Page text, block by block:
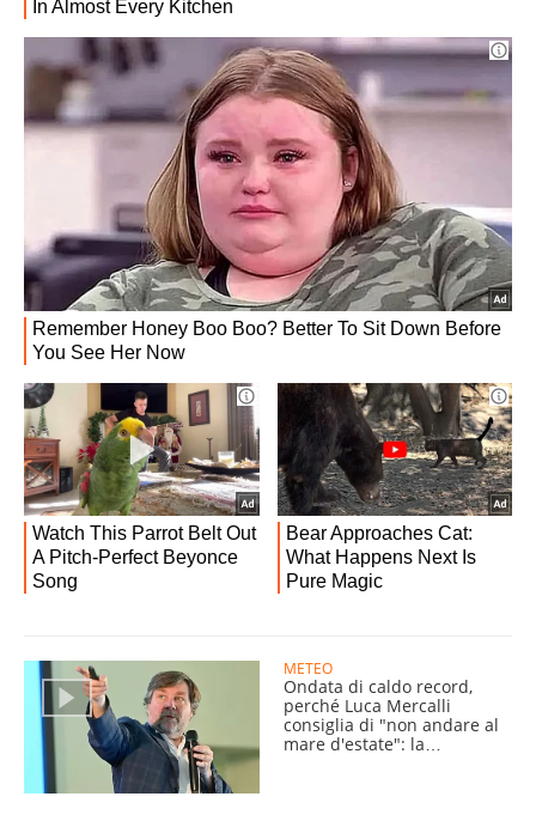
METEO
Ondata di caldo record,
perché Luca Mercalli
consiglia di "non andare al
mare d'estate": la